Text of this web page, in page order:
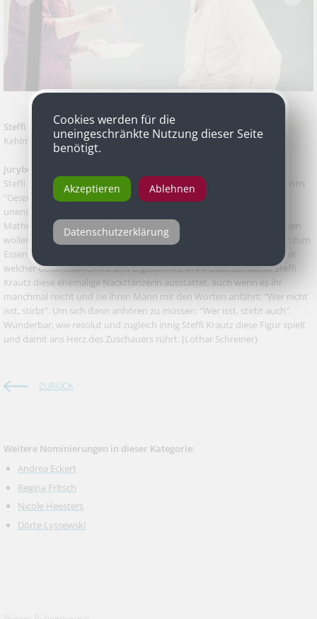
Steffi Krautzals Adele Gödel in „Geister in Princeton“ von Daniel
Kehlmann, Schauspielhaus Graz
Jurybegründung
Steffi Krautz, ein Juwel des Grazer Ensembles, spielt in Daniel Kehlmanns
"Gespenster in Princeton" Adele, die Ehefrau Kurt Gödels, die mit
unendlicher Gelassenheit ein Leben lang die Schrullen ihres
Mathematikgenies erträgt, das meint, Gespenster würden ihn vergiften
wollen. Weshalb Adele ihren Mann die ganze Ehe lang erstens immer zum
Essen überreden und zweitens vorkosten muss. Zum Niederknien mit
welcher Gefühlssicherheit und Ergebenheit in ihr Liebesschicksal Steffi
Krautz diese ehemalige Nackttänzerin ausstattet, auch wenn es ihr
manchmal reicht und sie ihren Mann mit den Worten anfährt: "Wer nicht
isst, stirbt". Um sich dann anhören zu müssen: "Wer isst, stirbt auch".
Wunderbar, wie resolut und zugleich innig Steffi Krautz diese Figur spielt
und damit ans Herz des Zuschauers rührt. (Lothar Schreiner)
ZURÜCK
Weitere Nominierungen in dieser Kategorie:
Andrea Eckert
Regina Fritsch
Nicole Heesters
Dörte Lyssewski
Cookies werden für die
uneingeschränkte Nutzung dieser Seite
benötigt.
Akzeptieren Ablehnen
Datenschutzerklärung